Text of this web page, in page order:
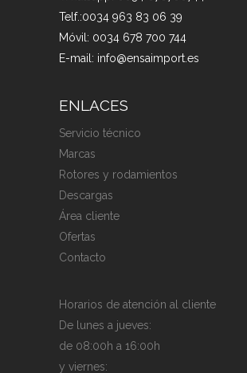
Telf.:0034 963 83 06 39
Móvil: 0034 678 700 744
E-mail: info@ensaimport.es
ENLACES
Servicio técnico
Marcas
Rotores y rodamientos
Descargas
Área cliente
Ofertas
Contacto
Horarios de atención al cliente
De lunes a jueves:
de 08:00h a 16:00h
y viernes: